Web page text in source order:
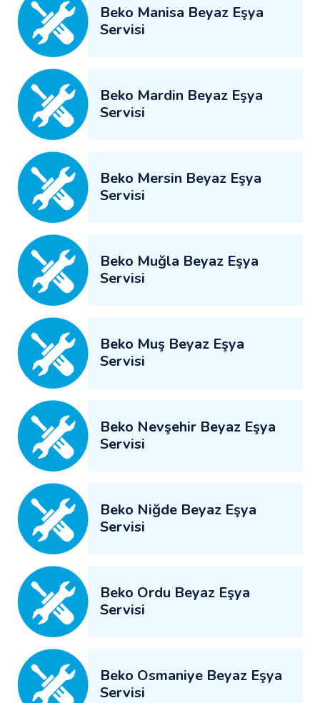
Beko Manisa Beyaz Eşya
Servisi
Beko Mardin Beyaz Eşya
Servisi
Beko Mersin Beyaz Eşya
Servisi
Beko Muğla Beyaz Eşya
Servisi
Beko Muş Beyaz Eşya
Servisi
Beko Nevşehir Beyaz Eşya
Servisi
Beko Niğde Beyaz Eşya
Servisi
Beko Ordu Beyaz Eşya
Servisi
Beko Osmaniye Beyaz Eşya
Servisi